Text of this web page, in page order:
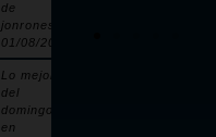
de
jonrones |
01/08/2026
Lo mejor
del
domingo
en